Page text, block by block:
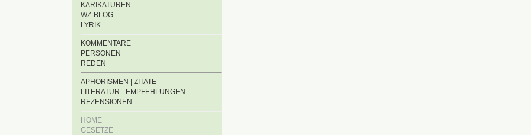
KARIKATUREN
WZ-BLOG
LYRIK
KOMMENTARE
PERSONEN
REDEN
APHORISMEN | ZITATE
LITERATUR - EMPFEHLUNGEN
REZENSIONEN
HOME
GESETZE